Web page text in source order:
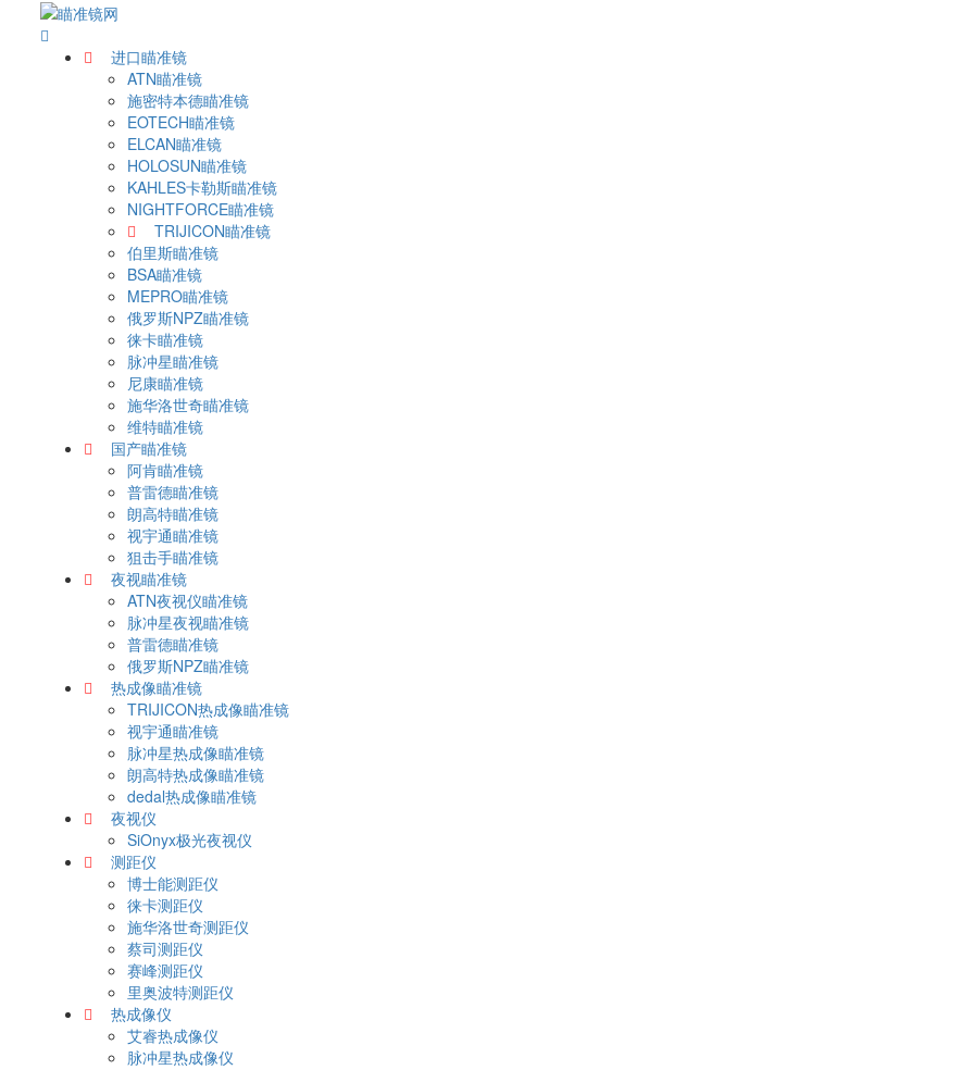
进口瞄准镜
ATN瞄准镜
施密特本德瞄准镜
EOTECH瞄准镜
ELCAN瞄准镜
HOLOSUN瞄准镜
KAHLES卡勒斯瞄准镜
NIGHTFORCE瞄准镜
TRIJICON瞄准镜
伯里斯瞄准镜
BSA瞄准镜
MEPRO瞄准镜
俄罗斯NPZ瞄准镜
徕卡瞄准镜
脉冲星瞄准镜
尼康瞄准镜
施华洛世奇瞄准镜
维特瞄准镜
国产瞄准镜
阿肯瞄准镜
普雷德瞄准镜
朗高特瞄准镜
视宇通瞄准镜
狙击手瞄准镜
夜视瞄准镜
ATN夜视仪瞄准镜
脉冲星夜视瞄准镜
普雷德瞄准镜
俄罗斯NPZ瞄准镜
热成像瞄准镜
TRIJICON热成像瞄准镜
视宇通瞄准镜
脉冲星热成像瞄准镜
朗高特热成像瞄准镜
dedal热成像瞄准镜
夜视仪
SiOnyx极光夜视仪
测距仪
博士能测距仪
徕卡测距仪
施华洛世奇测距仪
蔡司测距仪
赛峰测距仪
里奥波特测距仪
热成像仪
艾睿热成像仪
脉冲星热成像仪